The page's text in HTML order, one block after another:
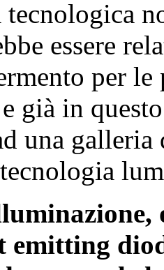
essere
per
e già in
una